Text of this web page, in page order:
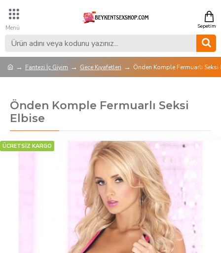
Fantezi İç Giyim Gece Kıyafetleri Önden Komple Fermuarlı Seksi
Önden Komple Fermuarlı Seksi
Elbise
ÜCRETSİZ KARGO